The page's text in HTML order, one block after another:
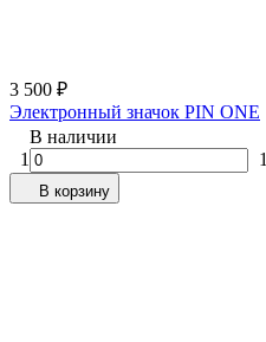
3 500 ₽
Электронный значок PIN ONE
В наличии
1
1
В корзину